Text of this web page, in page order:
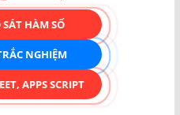
CỤ TẠO FORM ONLINE
MIỄN PHÍ!
HÀM SỐ
NGHIỆM
APPS SCRIPT